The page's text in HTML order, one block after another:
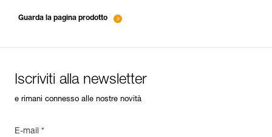
Technical Notice
Guarda la pagina prodotto
Iscriviti alla newsletter
e rimani connesso alle nostre novità
E-mail *